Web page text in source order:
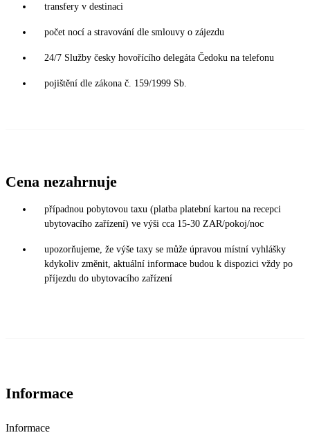
transfery v destinaci
počet nocí a stravování dle smlouvy o zájezdu
24/7 Služby česky hovořícího delegáta Čedoku na telefonu
pojištění dle zákona č. 159/1999 Sb.
Cena nezahrnuje
případnou pobytovou taxu (platba platební kartou na recepci
ubytovacího zařízení) ve výši cca 15-30 ZAR/pokoj/noc
upozorňujeme, že výše taxy se může úpravou místní vyhlášky
kdykoliv změnit, aktuální informace budou k dispozici vždy po
příjezdu do ubytovacího zařízení
Informace
Informace